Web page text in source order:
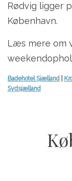
Rødvig ligger
København.
Læs mere om
Badehotel Sjælland
Sydsjælland